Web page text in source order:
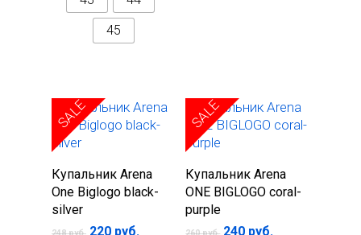
45
параметры
SALE
Купальник Arena
One Biglogo black-
silver
248руб. 220 руб.
параметры
SALE
Купальник Arena
ONE BIGLOGO coral-
purple
260руб. 240 руб.